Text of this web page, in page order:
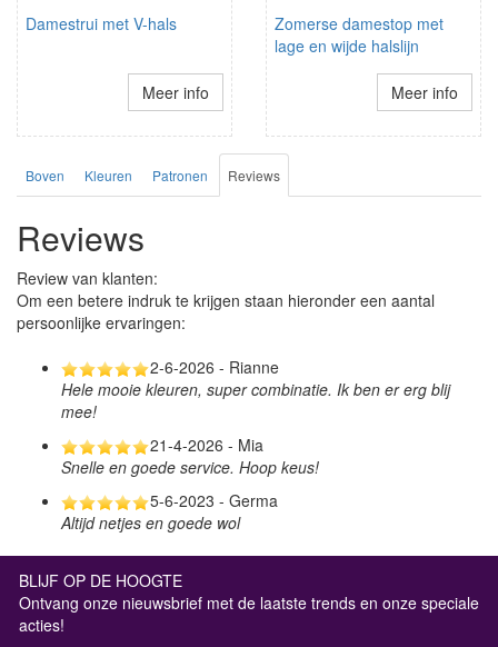
Damestrui met V-hals
Meer info
Zomerse damestop met
lage en wijde halslijn
Meer info
Boven Kleuren Patronen Reviews
Reviews
Review van klanten:
Om een betere indruk te krijgen staan hieronder een aantal
persoonlijke ervaringen:
2-6-2026 - Rianne
Hele mooie kleuren, super combinatie. Ik ben er erg blij
mee!
21-4-2026 - Mia
Snelle en goede service. Hoop keus!
5-6-2023 - Germa
Altijd netjes en goede wol
BLIJF OP DE HOOGTE
Ontvang onze nieuwsbrief met de laatste trends en onze speciale
acties!